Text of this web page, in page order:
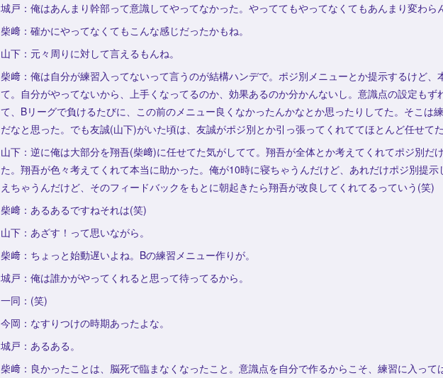
城戸：俺はあんまり幹部って意識してやってなかった。やっててもやってなくてもあんまり変わら
柴﨑：確かにやってなくてもこんな感じだったかもね。
山下：元々周りに対して言えるもんね。
柴﨑：俺は自分が練習入ってないって言うのが結構ハンデで。ポジ別メニューとか提示するけど、
て。自分がやってないから、上手くなってるのか、効果あるのか分かんないし。意識点の設定もず
て、Bリーグで負けるたびに、この前のメニュー良くなかったんかなとか思ったりしてた。そこは
だなと思った。でも友誠(山下)がいた頃は、友誠がポジ別とか引っ張ってくれててほとんど任せて
山下：逆に俺は大部分を翔吾(柴﨑)に任せてた気がしてて。翔吾が全体とか考えてくれてポジ別だ
た。翔吾が色々考えてくれて本当に助かった。俺が10時に寝ちゃうんだけど、あれだけポジ別提
えちゃうんだけど、そのフィードバックをもとに朝起きたら翔吾が改良してくれてるっていう(笑)
柴﨑：あるあるですねそれは(笑)
山下：あざす！って思いながら。
柴﨑：ちょっと始動遅いよね。Bの練習メニュー作りが。
城戸：俺は誰かがやってくれると思って待ってるから。
一同：(笑)
今岡：なすりつけの時期あったよな。
城戸：あるある。
柴﨑：良かったことは、脳死で臨まなくなったこと。意識点を自分で作るからこそ、練習に入って